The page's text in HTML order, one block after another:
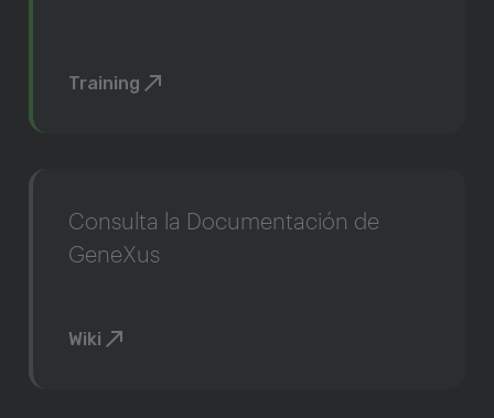
Training
Consulta la Documentación de
GeneXus
Wiki